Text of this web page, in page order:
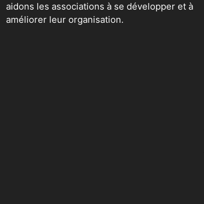
aidons les associations à se développer et à
améliorer leur organisation.